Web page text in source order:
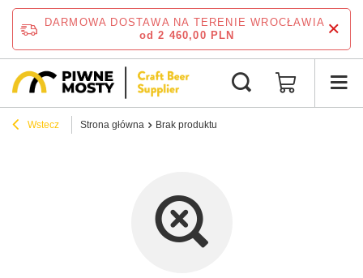
DARMOWA DOSTAWA NA TERENIE WROCŁAWIA
od 2 460,00 PLN
Wstecz Strona główna Brak produktu